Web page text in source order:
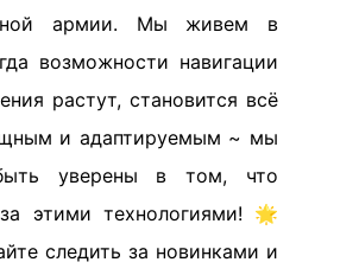
армии. Мы живем в
возможности навигации
растут, становится всё
и адаптируемым ~ мы
уверены в том, что
этими технологиями! 🌟
следить за новинками и